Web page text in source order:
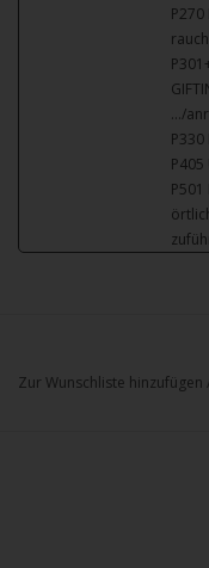
…/
Zur Wunschliste hinzufügen